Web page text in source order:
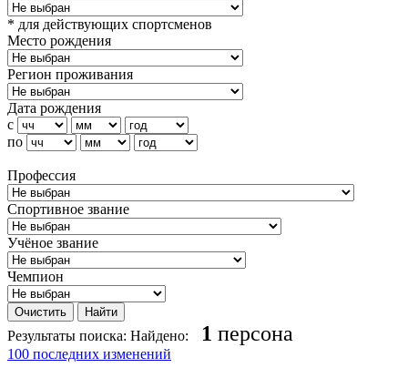
* для действующих спортсменов
Место рождения
Регион проживания
Дата рождения
с
по
Профессия
Спортивное звание
Учёное звание
Чемпион
Результаты поиска: Найдено: 1 персона
100 последних изменений